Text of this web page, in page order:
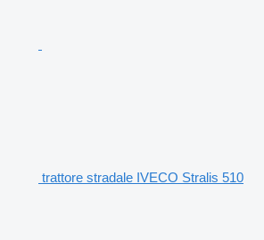
trattore stradale IVECO Stralis 510